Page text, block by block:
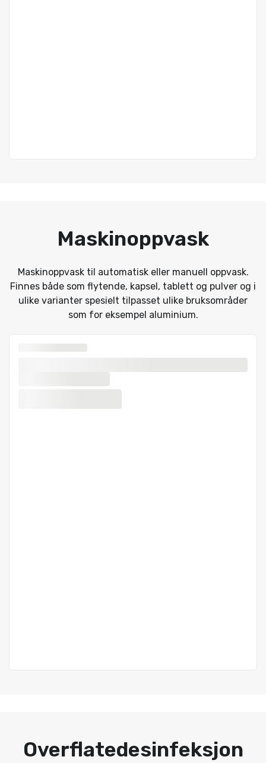
Maskinoppvask
Maskinoppvask til automatisk eller manuell oppvask.
Finnes både som flytende, kapsel, tablett og pulver og i
ulike varianter spesielt tilpasset ulike bruksområder
som for eksempel aluminium.
Overflatedesinfeksjon